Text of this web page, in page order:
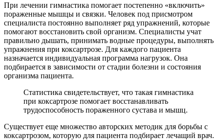
При лечении гимнастика помогает постепенно «включить»
пораженные мышцы и связки. Человек под присмотром
специалиста постоянно выполняет ряд упражнений, которые
помогают восстановить свой организм. Специалисты учат
правильно дышать, принимать водные процедуры, выполнять
упражнения при коксартрозе. Для каждого пациента
назначается индивидуальная программа нагрузок. Она
подбирается в зависимости от стадии болезни и состояния
организма пациента.
Статистика свидетельствует, что такая гимнастика
при коксартрозе помогает восстанавливать
трудоспособность пораженного сустава и мышц.
Существует еще множество авторских методик для борьбы с
коксартрозом, которую для пациента подбирает лечащий врач.